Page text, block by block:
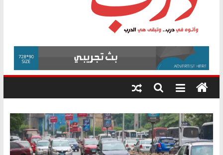
أين؟
حزب التحالف الشعبي يطلق لجنة “الحق
في الصحة” بالإسكندرية لرصد الانتهاكات
ودعم المرضى
الوزاري لمدينة الصحفيين.. وانتهاء أعمال
إنشاء المبنى الإداري
المجلس القومي لحقوق الإنسان يعلن
متابعة قضية الدكتور محمد زهران.. ويؤكد:
قرينة البراءة وضمانات المحاكمة العادلة
درب
وأتوه
درب..
وتبقى
هي